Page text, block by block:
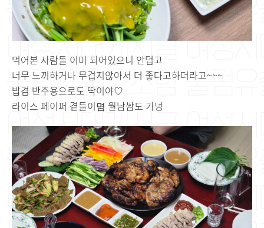
먹어본 사람들 이미 되어있으니 안덥고
너무 느끼하거나 무겁지않아서 더 좋다고하더라고~~~
밥겸 반주용으로도 딱이야♡
라이스 페이퍼 곁들이몀 월남쌈도 가넝